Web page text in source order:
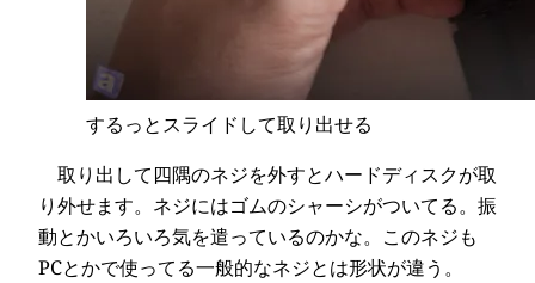
するっとスライドして取り出せる
取り出して四隅のネジを外すとハードディスクが取
り外せます。ネジにはゴムのシャーシがついてる。振
動とかいろいろ気を遣っているのかな。このネジも
PCとかで使ってる一般的なネジとは形状が違う。